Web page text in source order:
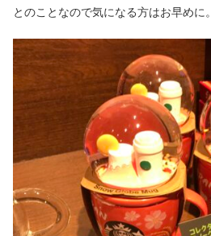
とのことなので気になる方はお早めに。